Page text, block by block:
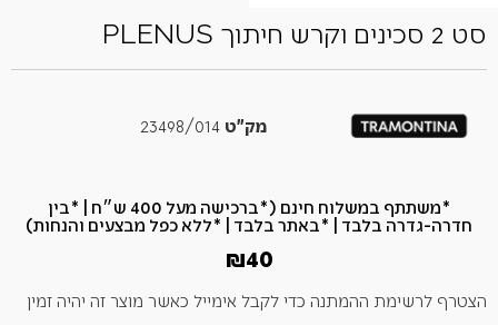
סט 2 סכינים וקרש חיתוך PLENUS
מק"ט
*משתתף במשלוח חינם (*ברכישה מעל 400 ש״ח​ | *בין
חדרה-גדרה בלבד | *באתר בלבד | *ללא כפל מבצעים והנחות)
₪40
הצטרף לרשימת ההמתנה כדי לקבל אימייל כאשר מוצר זה יהיה זמין